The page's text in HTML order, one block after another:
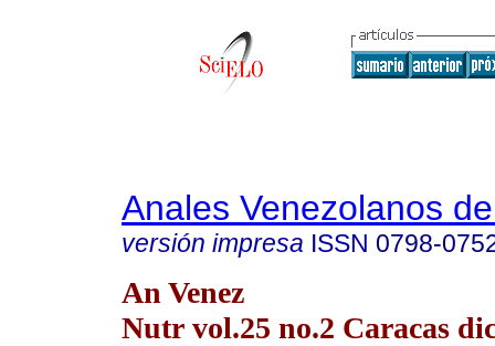
Anales Venezolanos
versión impresa ISSN 0798-
An Venez
Nutr vol.25 no.2 Caracas